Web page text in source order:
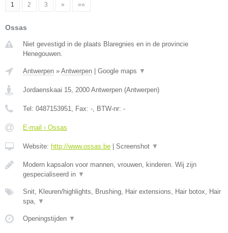
1 2 3 » »»
Ossas
Niet gevestigd in de plaats Blaregnies en in de provincie
Henegouwen.
Antwerpen » Antwerpen Google maps ▼
Jordaenskaai 15, 2000 Antwerpen (Antwerpen)
Tel: 0487153951, Fax: -, BTW-nr: -
E-mail › Ossas
Website: http://www.ossas.be Screenshot ▼
Modern kapsalon voor mannen, vrouwen, kinderen. Wij zijn
gespecialiseerd in ▼
Snit, Kleuren/highlights, Brushing, Hair extensions, Hair botox, Hair
spa, ▼
Openingstijden ▼